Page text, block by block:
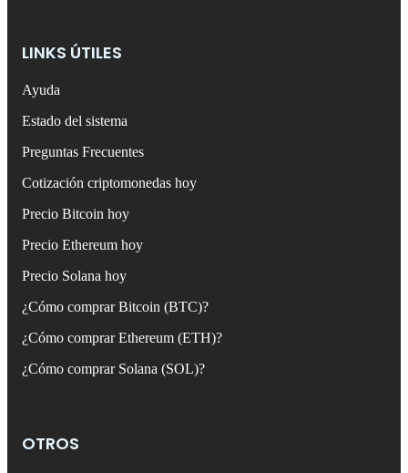
LINKS ÚTILES
Ayuda
Estado del sistema
Preguntas Frecuentes
Cotización criptomonedas hoy
Precio Bitcoin hoy
Precio Ethereum hoy
Precio Solana hoy
¿Cómo comprar Bitcoin (BTC)?
¿Cómo comprar Ethereum (ETH)?
¿Cómo comprar Solana (SOL)?
OTROS